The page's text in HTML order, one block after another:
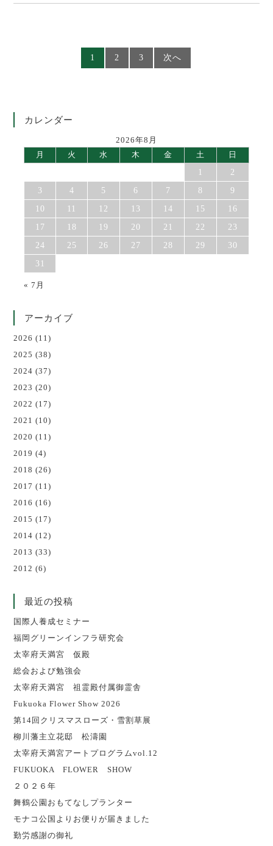
1 2 3 次へ
カレンダー
2026年8月
月
火 水 木 金 土
日
1
2
3
4 5 6 7 8
9
10
11 12 13 14 15
16
17
18 19 20 21 22
23
24
25 26 27 28 29
30
31
« 7月
アーカイブ
2026 (11)
2025 (38)
2024 (37)
2023 (20)
2022 (17)
2021 (10)
2020 (11)
2019 (4)
2018 (26)
2017 (11)
2016 (16)
2015 (17)
2014 (12)
2013 (33)
2012 (6)
最近の投稿
国際人養成セミナー
福岡グリーンインフラ研究会
太宰府天満宮 仮殿
総会および勉強会
太宰府天満宮 祖霊殿付属御霊舎
Fukuoka Flower Show 2026
第14回クリスマスローズ・雪割草展
柳川藩主立花邸 松濤園
太宰府天満宮アートプログラムvol.12
FUKUOKA FLOWER SHOW
２０２６年
舞鶴公園おもてなしプランター
モナコ公国よりお便りが届きました
勤労感謝の御礼